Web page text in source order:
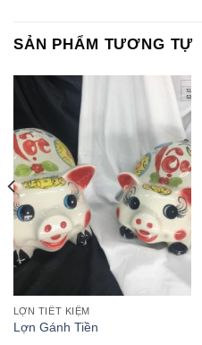
SẢN PHẨM TƯƠNG TỰ
LỢN TIẾT KIỆM
Lợn Gánh Tiền